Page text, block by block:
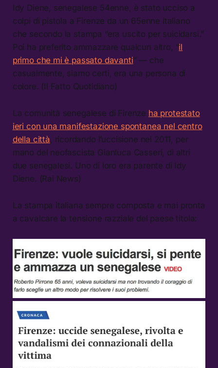
Idy Diene, senegalese 54enne, è stato ucciso a
colpi di pistola a Firenze da un 65enne italiano
che secondo la stampa “era uscito per suicidarsi.”
Poi ha preferito ammazzare qualcun altro, “il
primo che mi è passato davanti” — che
casualmente, siamo certi, era una persona di
colore. (Il Fatto Quotidiano)
La comunità senegalese di Firenze ha protestato
ieri con una manifestazione spontanea nel centro
della città , ricordando l’uccisione nel 2011, per
mano del neofascista Gianluca Casseri, di altri
due senegalesi. Uno di loro era parente di Idy
Diene. (Rai News)
La stampa italiana sempre composta e mai pronta
a cavalcare la tensione razziale del paese titola: